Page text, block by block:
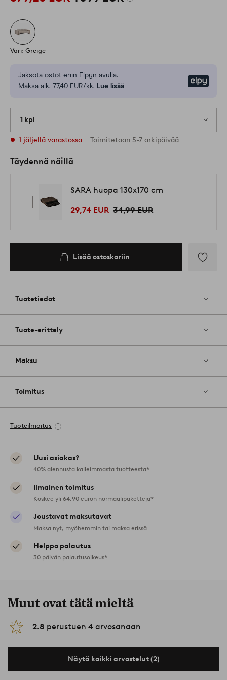
Väri: Greige
Jaksota ostot eriin Elpyn avulla.
Maksa alk. 77,40 EUR/kk. Lue lisää
1 kpl
1 jäljellä varastossa Toimitetaan 5-7 arkipäivää
Täydennä näillä
SARA huopa 130x170 cm
29,74 EUR 34,99 EUR
Lisää ostoskoriin
Tuotetiedot
Tuote-erittely
Maksu
Toimitus
Tuoteilmoitus
Uusi asiakas?
40% alennusta kalleimmasta tuotteesta*
Ilmainen toimitus
Koskee yli 64,90 euron normaalipaketteja*
Joustavat maksutavat
Maksa nyt, myöhemmin tai maksa erissä
Helppo palautus
30 päivän palautusoikeus*
Muut ovat tätä mieltä
2.8 perustuen 4 arvosanaan
Näytä kaikki arvostelut (2)